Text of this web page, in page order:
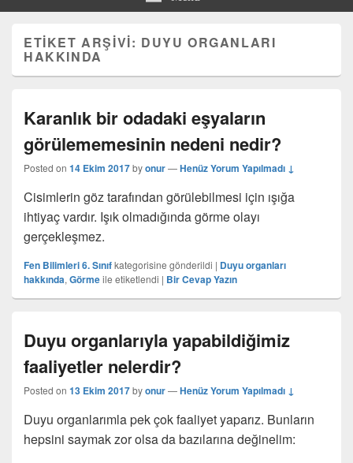
ETIKET ARŞIVI: DUYU ORGANLARI
HAKKINDA
Karanlık bir odadaki eşyaların
görülememesinin nedeni nedir?
Posted on 14 Ekim 2017byonur—Henüz Yorum Yapılmadı ↓
Cisimlerin göz tarafından görülebilmesi için ışığa
ihtiyaç vardır. Işık olmadığında görme olayı
gerçekleşmez.
Fen Bilimleri 6. Sınıfkategorisine gönderildi | Duyu organları
hakkında, Görmeile etiketlendi | Bir Cevap Yazın
Duyu organlarıyla yapabildiğimiz
faaliyetler nelerdir?
Posted on 13 Ekim 2017byonur—Henüz Yorum Yapılmadı ↓
Duyu organlarımla pek çok faaliyet yaparız. Bunların
hepsini saymak zor olsa da bazılarına değinelim: